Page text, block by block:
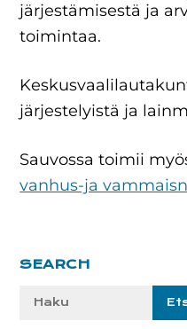
järjestämisestä ja
toimintaa.
järjestelyistä ja
Sauvossa toimii
vanhus-ja
Ensisijainen
SEARCH
Etsi